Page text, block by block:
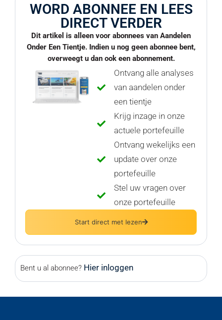
WORD ABONNEE EN LEES
DIRECT VERDER
Dit artikel is alleen voor abonnees van Aandelen
Onder Een Tientje. Indien u nog geen abonnee bent,
overweegt u dan ook een abonnement.
Ontvang alle analyses
van aandelen onder
een tientje
Krijg inzage in onze
actuele portefeuille
Ontvang wekelijks een
update over onze
portefeuille
Stel uw vragen over
onze portefeuille
Start direct met lezen
Bent u al abonnee? Hier inloggen